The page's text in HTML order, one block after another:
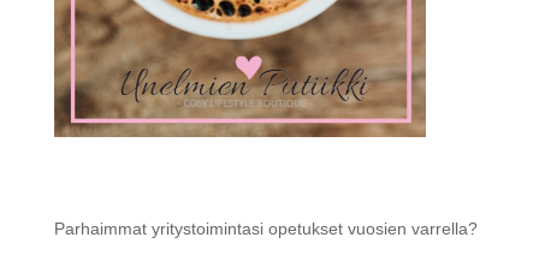
Parhaimmat yritystoimintasi opetukset vuosien varrella?